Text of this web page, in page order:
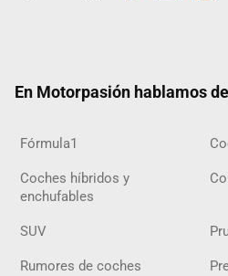
En Motorpasión hablamos
Fórmula1
Coches híbridos y
enchufables
SUV
Rumores de coches